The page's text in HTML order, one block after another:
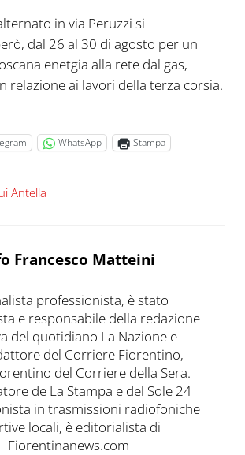
in via Peruzzi si
dal 26 al 30 di agosto per un
enetgia alla rete dal gas,
relazione ai lavori della terza corsia.
WhatsApp Stampa
Antella
Francesco Matteini
professionista, è stato
e responsabile della redazione
del quotidiano La Nazione e
del Corriere Fiorentino,
del Corriere della Sera.
de La Stampa e del Sole 24
in trasmissioni radiofoniche
locali, è editorialista di
Fiorentinanews.com